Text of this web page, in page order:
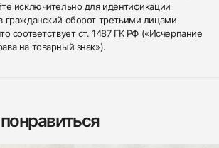
исключительно для идентификации
гражданский оборот третьими лицами
соответствует ст. 1487 ГК РФ («Исчерпание
на товарный знак»).